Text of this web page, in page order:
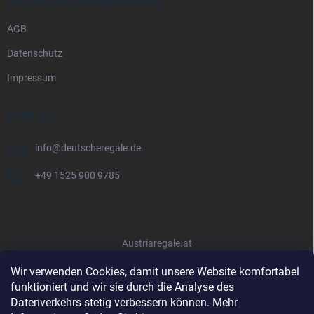
Wir verwenden Cookies, damit unsere Website komfortabel
funktioniert und wir sie durch die Analyse des
Datenverkehrs stetig verbessern können. Mehr
AGB
Datenschutz
Impressum
KONTAKT
info@deutscheregale.de
+49 1525 900 9785
Austriaregale.at